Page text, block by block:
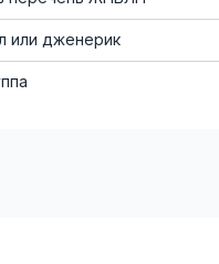
или дженерик